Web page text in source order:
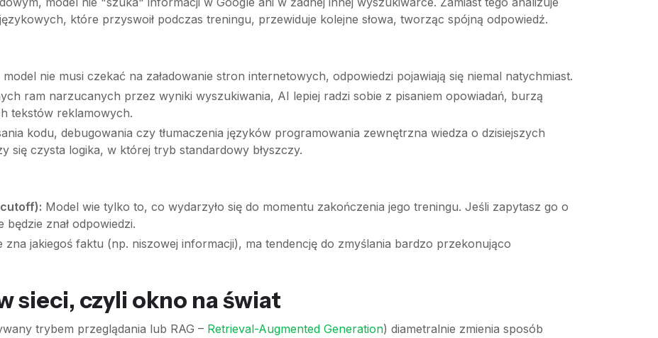
które przyswoił podczas treningu, przewiduje kolejne słowa, tworząc spójną odpowiedź.
model nie musi czekać na załadowanie stron internetowych, odpowiedzi pojawiają się niemal natychmiast.
ram narzucanych przez wyniki wyszukiwania, AI lepiej radzi sobie z pisaniem opowiadań, burzą
tekstów reklamowych.
kodu, debugowania czy tłumaczenia języków programowania zewnętrzna wiedza o dzisiejszych
się czysta logika, w której tryb standardowy błyszczy.
Model wie tylko to, co wydarzyło się do momentu zakończenia jego treningu. Jeśli zapytasz go o
będzie znał odpowiedzi.
zna jakiegoś faktu (np. niszowej informacji), ma tendencję do zmyślania bardzo przekonująco
sieci, czyli okno na świat
trybem przeglądania lub RAG – Retrieval-Augmented Generation) diametralnie zmienia sposób